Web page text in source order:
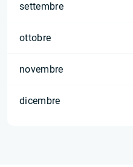
settembre
ottobre
novembre
dicembre